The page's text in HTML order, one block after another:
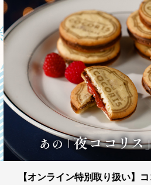
【オンライン特別取り扱い】